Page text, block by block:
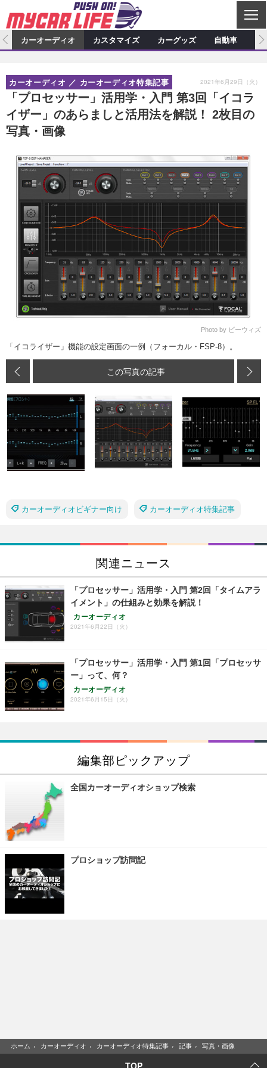
C
L
S
E
カーオーディオ
プロショップ検索 ショップ訪問記
カーオーディオニュース デモカー製作記
その他
カスタマイズ特集記事 カスタマイズ新製品情報
カスタマイズニュース
カーグッズ
カーグッズ特集記事 カーグッズ新製品情報
カーグッズニュース
自動車
スクープ
カーオーディオ カスタマイズ カーグッズ 自動車
「プロセッサー」活用学・入門 第3回「イコラ
イザー」のあらましと活用法を解説！ 2枚目の
写真・画像
カーオーディオ カーオーディオ特集記事 2021年6月29日（火）
Photo by ビーウィズ
「イコライザー」機能の設定画面の一例（フォーカル・FSP-8）。
この写真の記事
カーオーディオビギナー向け カーオーディオ特集記事
関連ニュース
「プロセッサー」活用学・入門 第2回「タイムアラ
イメント」の仕組みと効果を解説！
カーオーディオ
2021年6月22日（火）
「プロセッサー」活用学・入門 第1回「プロセッサ
ー」って、何？
カーオーディオ
2021年6月15日（火）
編集部ピックアップ
全国カーオーディオショップ検索
プロショップ訪問記
ホーム › カーオーディオ › カーオーディオ特集記事 › 記事 › 写真・画像